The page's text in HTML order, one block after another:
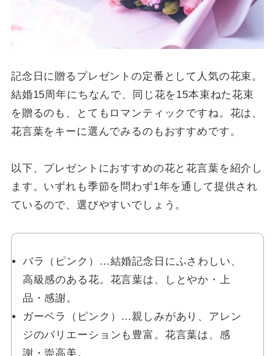
記念日に贈るプレゼントの定番として人気の花束。
結婚15周年にちなんで、同じ花を15本束ねた花束
を贈るのも、とてもロマンティックですね。花は、
花言葉をキーに選んでみるのもおすすめです。
以下、プレゼントにおすすめの花と花言葉を紹介し
ます。いずれも季節を問わず1年を通して提供され
ているので、選びやすいでしょう。
バラ（ピンク）…結婚記念日にふさわしい、
高級感のある花。花言葉は、しとやか・上
品・感謝。
ガーベラ（ピンク）…親しみがあり、アレン
ジのバリエーションも豊富。花言葉は、感
謝・崇高美。